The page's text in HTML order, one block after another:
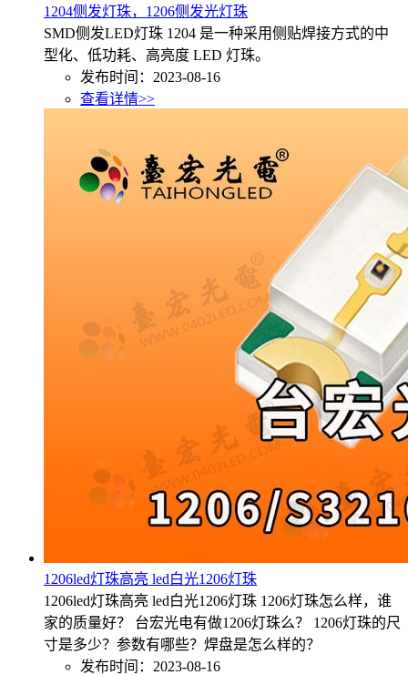
1204侧发灯珠，1206侧发光灯珠
SMD侧发LED灯珠 1204 是一种采用侧贴焊接方式的中
型化、低功耗、高亮度 LED 灯珠。
发布时间：2023-08-16
查看详情>>
1206led灯珠高亮 led白光1206灯珠
1206led灯珠高亮 led白光1206灯珠 1206灯珠怎么样，谁
家的质量好？ 台宏光电有做1206灯珠么？ 1206灯珠的尺
寸是多少？参数有哪些？焊盘是怎么样的？
发布时间：2023-08-16